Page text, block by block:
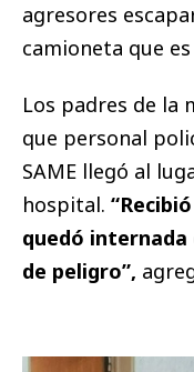
agresores
camioneta que
Los padres de la
que personal
SAME llegó al
hospital.
quedó
de peligro”,